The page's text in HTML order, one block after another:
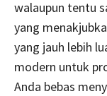
walaupun tentu
yang
yang jauh lebih
modern untuk
Anda bebas